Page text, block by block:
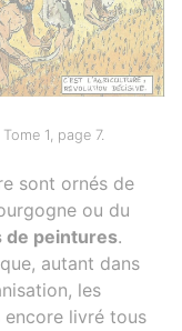
1, page 7.
sont ornés de
ou du
de peintures.
autant dans
les
encore livré tous